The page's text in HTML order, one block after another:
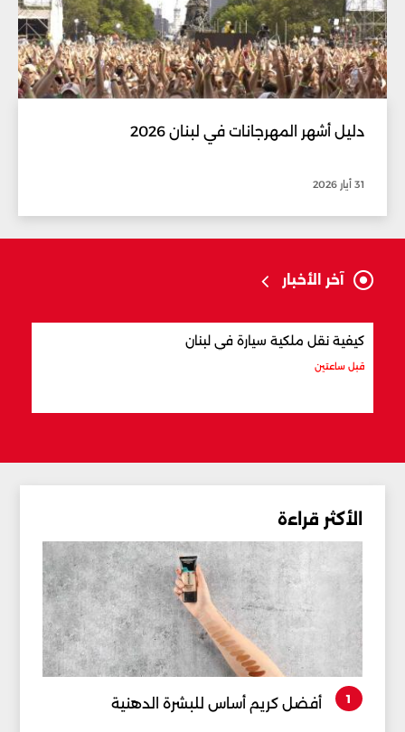
دليل أشهر المهرجانات في لبنان 2026
31 أيار 2026
آخر الأخبار
كيفية نقل ملكية سيارة في لبنان
قبل ساعتين
الأكثر قراءة
1 أفضل كريم أساس للبشرة الدهنية